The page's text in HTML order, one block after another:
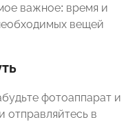
важное: время и
вещей
фотоаппарат и
отправляйтесь в